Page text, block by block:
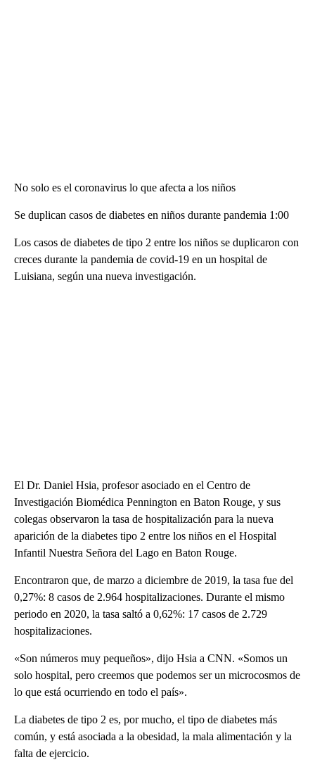
No solo es el coronavirus lo que afecta a los niños
Se duplican casos de diabetes en niños durante pandemia 1:00
Los casos de diabetes de tipo 2 entre los niños se duplicaron con
creces durante la pandemia de covid-19 en un hospital de
Luisiana, según una nueva investigación.
El Dr. Daniel Hsia, profesor asociado en el Centro de
Investigación Biomédica Pennington en Baton Rouge, y sus
colegas observaron la tasa de hospitalización para la nueva
aparición de la diabetes tipo 2 entre los niños en el Hospital
Infantil Nuestra Señora del Lago en Baton Rouge.
Encontraron que, de marzo a diciembre de 2019, la tasa fue del
0,27%: 8 casos de 2.964 hospitalizaciones. Durante el mismo
periodo en 2020, la tasa saltó a 0,62%: 17 casos de 2.729
hospitalizaciones.
«Son números muy pequeños», dijo Hsia a CNN. «Somos un
solo hospital, pero creemos que podemos ser un microcosmos de
lo que está ocurriendo en todo el país».
La diabetes de tipo 2 es, por mucho, el tipo de diabetes más
común, y está asociada a la obesidad, la mala alimentación y la
falta de ejercicio.